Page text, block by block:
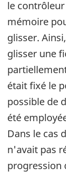
le
mémoire
glisser.
glisser une
était fixé le
possible de
été
Dans le cas
n'avait pas
progression